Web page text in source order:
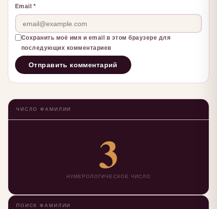
Email *
Сохранить моё имя и email в этом браузере для
последующих комментариев
ЧИСЛО ФАМИЛИИ
3
НУМЕРОЛОГИЧЕСКОЕ ЧИСЛО
ПОИСК ФАМИЛИИ